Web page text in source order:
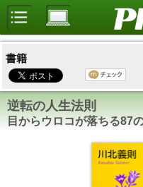
書籍
逆転の人生法則
目からウロコが落ちる87